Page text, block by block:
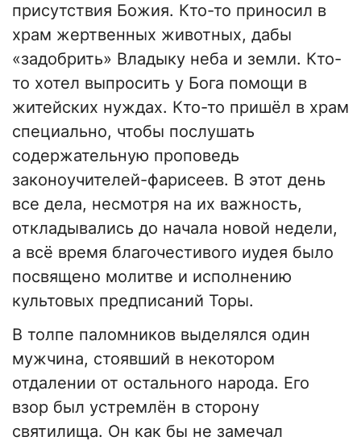
присутствия Божия. Кто-то приносил в
храм жертвенных животных, дабы
«задобрить» Владыку неба и земли. Кто-
то хотел выпросить у Бога помощи в
житейских нуждах. Кто-то пришёл в храм
специально, чтобы послушать
содержательную проповедь
законоучителей-фарисеев. В этот день
все дела, несмотря на их важность,
откладывались до начала новой недели,
а всё время благочестивого иудея было
посвящено молитве и исполнению
культовых предписаний Торы.
В толпе паломников выделялся один
мужчина, стоявший в некотором
отдалении от остального народа. Его
взор был устремлён в сторону
святилища. Он как бы не замечал